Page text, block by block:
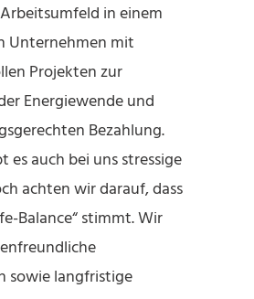
in einem
Unternehmen mit
Projekten zur
Energiewende und
Bezahlung.
es auch bei uns stressige
achten wir darauf, dass
Balance“ stimmt. Wir
sowie langfristige